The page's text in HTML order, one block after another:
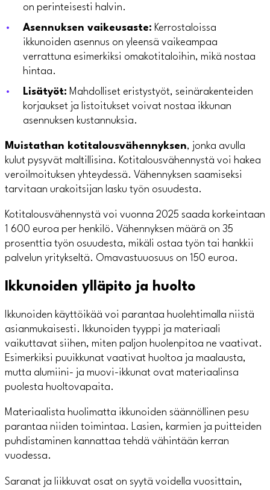
on perinteisesti halvin.
Asennuksen vaikeusaste: Kerrostaloissa
ikkunoiden asennus on yleensä vaikeampaa
verrattuna esimerkiksi omakotitaloihin, mikä nostaa
hintaa.
Lisätyöt: Mahdolliset eristystyöt, seinärakenteiden
korjaukset ja listoitukset voivat nostaa ikkunan
asennuksen kustannuksia.
Muistathan kotitalousvähennyksen, jonka avulla
kulut pysyvät maltillisina. Kotitalousvähennystä voi hakea
veroilmoituksen yhteydessä. Vähennyksen saamiseksi
tarvitaan urakoitsijan lasku työn osuudesta.
Kotitalousvähennystä voi vuonna 2025 saada korkeintaan
1 600 euroa per henkilö. Vähennyksen määrä on 35
prosenttia työn osuudesta, mikäli ostaa työn tai hankkii
palvelun yritykseltä. Omavastuuosuus on 150 euroa.
Ikkunoiden ylläpito ja huolto
Ikkunoiden käyttöikää voi parantaa huolehtimalla niistä
asianmukaisesti. Ikkunoiden tyyppi ja materiaali
vaikuttavat siihen, miten paljon huolenpitoa ne vaativat.
Esimerkiksi puuikkunat vaativat huoltoa ja maalausta,
mutta alumiini- ja muovi-ikkunat ovat materiaalinsa
puolesta huoltovapaita.
Materiaalista huolimatta ikkunoiden säännöllinen pesu
parantaa niiden toimintaa. Lasien, karmien ja puitteiden
puhdistaminen kannattaa tehdä vähintään kerran
vuodessa.
Saranat ja liikkuvat osat on syytä voidella vuosittain,